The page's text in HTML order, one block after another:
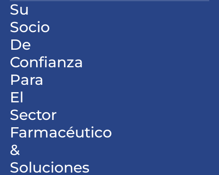
Su
Socio
De
Confianza
Para
El
Sector
Farmacéutico
&
Soluciones